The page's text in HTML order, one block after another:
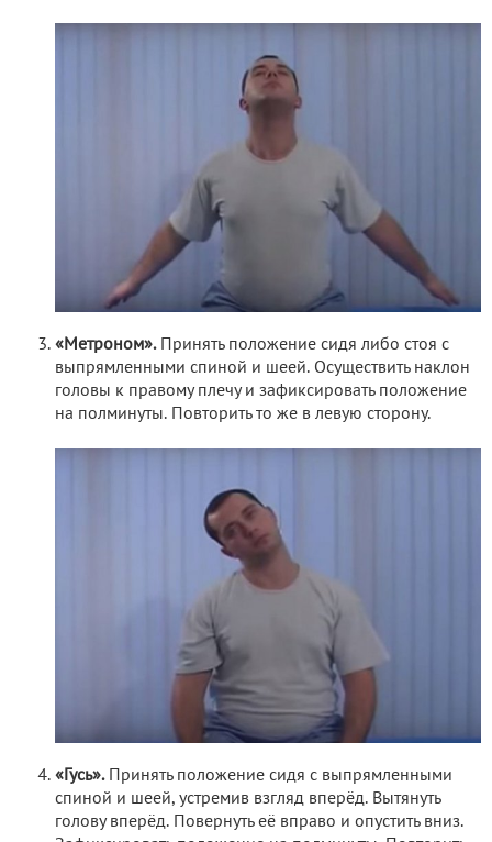
«Метроном».Принять положение сидя либо стоя с
выпрямленными спиной и шеей. Осуществить наклон
головы к правому плечу и зафиксировать положение
на полминуты. Повторить то же в левую сторону.
«Гусь».Принять положение сидя с выпрямленными
спиной и шеей, устремив взгляд вперёд. Вытянуть
голову вперёд. Повернуть её вправо и опустить вниз.